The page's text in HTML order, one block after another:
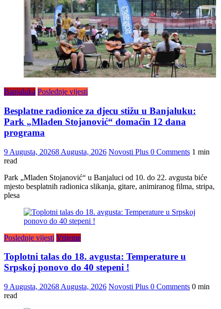
Banjaluka Poslednje vijesti
Besplatne radionice za djecu stižu u Banjaluku:
Park „Mladen Stojanović“ domaćin 12 dana
programa
9 Augusta, 20268 Augusta, 2026 Novosti Plus 0 Comments 1 min
read
Park „Mladen Stojanović“ u Banjaluci od 10. do 22. avgusta biće
mjesto besplatnih radionica slikanja, gitare, animiranog filma, stripa,
plesa
Poslednje vijesti Vrijeme
Toplotni talas do 18. avgusta: Temperature u
Srpskoj ponovo do 40 stepeni !
9 Augusta, 20268 Augusta, 2026 Novosti Plus 0 Comments 0 min
read